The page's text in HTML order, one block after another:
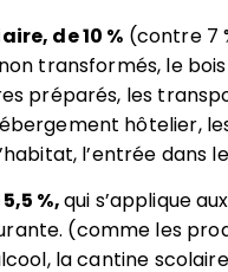
de 10 % (contre 7
transformés, le
préparés, les
hôtelier,
l’entrée dans
%,qui s’applique
(comme les
la cantine